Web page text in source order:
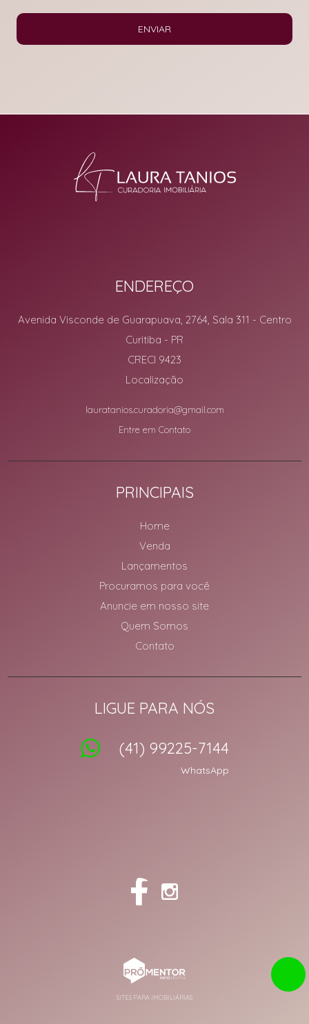
ENVIAR
ENDEREÇO
Avenida Visconde de Guarapuava, 2764, Sala 311 - Centro
Curitiba - PR
CRECI 9423
Localização
lauratanios.curadoria@gmail.com
Entre em Contato
PRINCIPAIS
Home
Venda
Lançamentos
Procuramos para você
Anuncie em nosso site
Quem Somos
Contato
LIGUE PARA NÓS
(41) 99225-7144
WhatsApp
SITES PARA IMOBILIÁRIAS